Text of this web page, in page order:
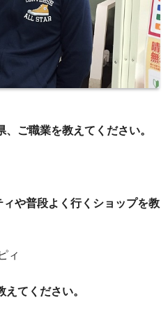
ご職業を教えてください。
や普段よく行くショップを教
ィ
てください。